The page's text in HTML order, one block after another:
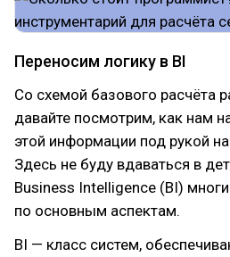
Переносим логику в BI
Со схемой базового расчёта
давайте посмотрим, как нам
этой информации под рукой
Здесь не буду вдаваться в
Business Intelligence (BI)
по основным аспектам.
BI — класс систем,